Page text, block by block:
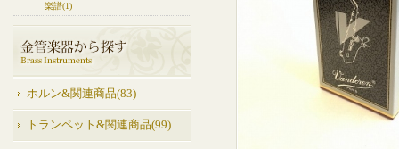
楽譜(1)
ホルン&関連商品(83)
トランペット&関連商品(99)